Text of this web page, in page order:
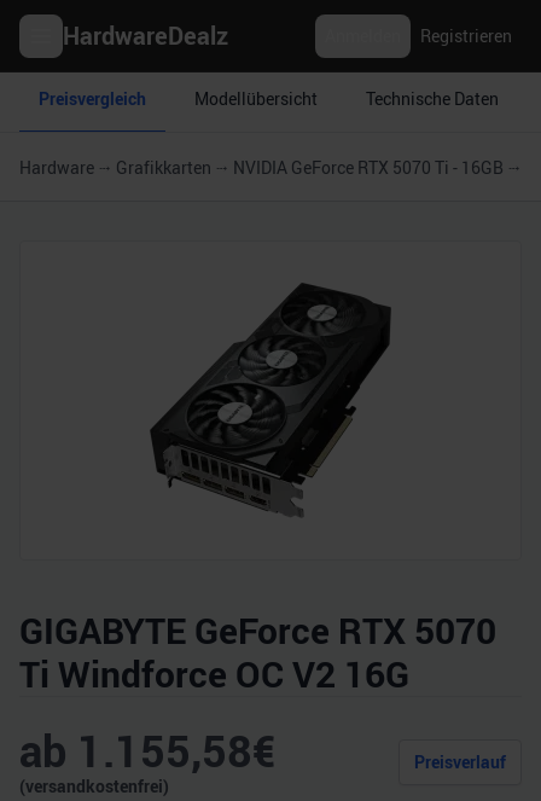
HardwareDealz Registrieren
Preisvergleich Modellübersicht Technische Daten
Hardware Grafikkarten NVIDIA GeForce RTX 5070 Ti - 16GB
GIGABYTE GeForce RTX 5070
Ti Windforce OC V2 16G
ab 1.155,58€
(versandkostenfrei)
Preisverlauf